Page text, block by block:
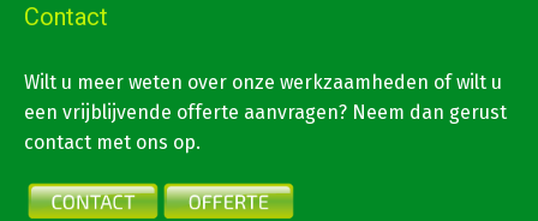
Contact
Wilt u meer weten over onze werkzaamheden of wilt u
een vrijblijvende offerte aanvragen? Neem dan gerust
contact met ons op.